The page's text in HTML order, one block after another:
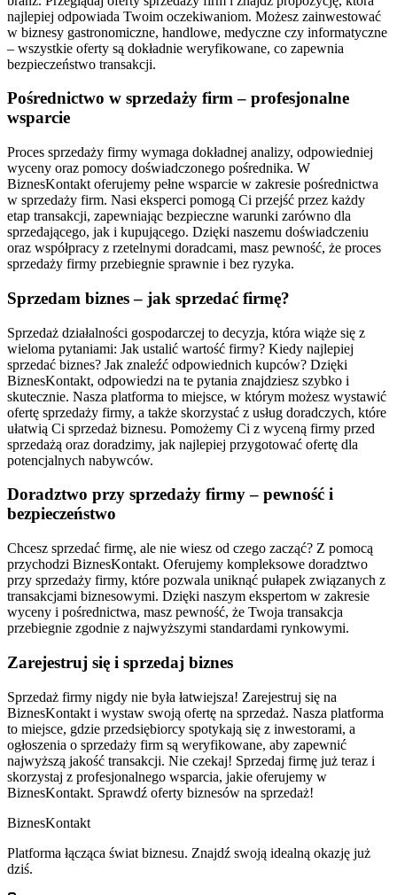
najlepiej odpowiada Twoim oczekiwaniom. Możesz zainwestować
w biznesy gastronomiczne, handlowe, medyczne czy informatyczne
– wszystkie oferty są dokładnie weryfikowane, co zapewnia
bezpieczeństwo transakcji.
Pośrednictwo w sprzedaży firm – profesjonalne
wsparcie
Proces sprzedaży firmy wymaga dokładnej analizy, odpowiedniej
wyceny oraz pomocy doświadczonego pośrednika. W
BiznesKontakt oferujemy pełne wsparcie w zakresie pośrednictwa
w sprzedaży firm. Nasi eksperci pomogą Ci przejść przez każdy
etap transakcji, zapewniając bezpieczne warunki zarówno dla
sprzedającego, jak i kupującego. Dzięki naszemu doświadczeniu
oraz współpracy z rzetelnymi doradcami, masz pewność, że proces
sprzedaży firmy przebiegnie sprawnie i bez ryzyka.
Sprzedam biznes – jak sprzedać firmę?
Sprzedaż działalności gospodarczej to decyzja, która wiąże się z
wieloma pytaniami: Jak ustalić wartość firmy? Kiedy najlepiej
sprzedać biznes? Jak znaleźć odpowiednich kupców? Dzięki
BiznesKontakt, odpowiedzi na te pytania znajdziesz szybko i
skutecznie. Nasza platforma to miejsce, w którym możesz wystawić
ofertę sprzedaży firmy, a także skorzystać z usług doradczych, które
ułatwią Ci sprzedaż biznesu. Pomożemy Ci z wyceną firmy przed
sprzedażą oraz doradzimy, jak najlepiej przygotować ofertę dla
potencjalnych nabywców.
Doradztwo przy sprzedaży firmy – pewność i
bezpieczeństwo
Chcesz sprzedać firmę, ale nie wiesz od czego zacząć? Z pomocą
przychodzi BiznesKontakt. Oferujemy kompleksowe doradztwo
przy sprzedaży firmy, które pozwala uniknąć pułapek związanych z
transakcjami biznesowymi. Dzięki naszym ekspertom w zakresie
wyceny i pośrednictwa, masz pewność, że Twoja transakcja
przebiegnie zgodnie z najwyższymi standardami rynkowymi.
Zarejestruj się i sprzedaj biznes
Sprzedaż firmy nigdy nie była łatwiejsza! Zarejestruj się na
BiznesKontakt i wystaw swoją ofertę na sprzedaż. Nasza platforma
to miejsce, gdzie przedsiębiorcy spotykają się z inwestorami, a
ogłoszenia o sprzedaży firm są weryfikowane, aby zapewnić
najwyższą jakość transakcji. Nie czekaj! Sprzedaj firmę już teraz i
skorzystaj z profesjonalnego wsparcia, jakie oferujemy w
BiznesKontakt. Sprawdź oferty biznesów na sprzedaż!
BiznesKontakt
Platforma łącząca świat biznesu. Znajdź swoją idealną okazję już
dziś.